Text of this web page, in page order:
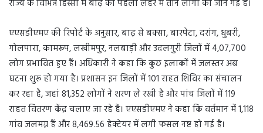
राज्य के विभिन्न हिस्सों में बाढ़ की पहली लहर में तीन लोगों की जान गई है।
एएसडीएमए की रिपोर्ट के अनुसार, बाढ़ से बक्सा, बारपेटा, दरांग, धुबरी,
गोलपारा, कामरूप, लखीमपुर, नलबाड़ी और उदलगुरी जिलों में 4,07,700
लोग प्रभावित हुए हैं। अधिकारी ने कहा कि कुछ इलाकों में जलस्तर अब
घटना शुरू हो गया है। प्रशासन इन जिलों में 101 राहत शिविर का संचालन
कर रहा है, जहां 81,352 लोगों ने शरण ले रखी है और पांच जिलों में 119
राहत वितरण केंद्र चलाए जा रहे हैं। एएसडीएमए ने कहा कि वर्तमान में 1,118
गांव जलमग्न हैं और 8,469.56 हेक्टेयर में लगी फसल नष्ट हो गई है।